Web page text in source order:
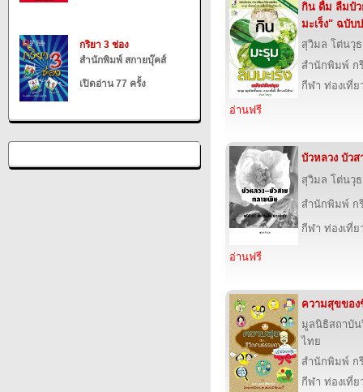
กริยา 3 ช่อง
สำนักพิมพ์ สกายบุ๊คส์
เปิดอ่าน 77 ครั้ง
กิน ดื่ม ลืมป๋
มะเร็ง" ฉบับ
สุวิมล โต่นวุธ
สำนักพิมพ์
กีฬา ท่องเที่
อ่านฟรี
บัวหลวง บัว
สุวิมล โต่นวุธ
สำนักพิมพ์
กีฬา ท่องเที่
อ่านฟรี
ความสุขขอ
มูลนิธิสถาบั
ไทย
สำนักพิมพ์
กีฬา ท่องเที่